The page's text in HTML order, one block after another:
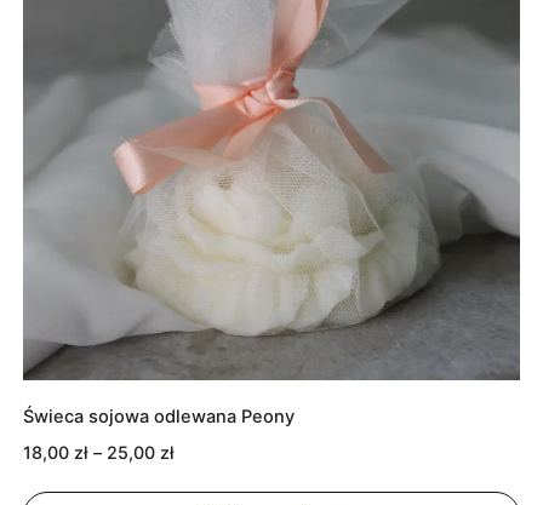
Świeca sojowa odlewana Peony
18,00 zł – 25,00 złZakres